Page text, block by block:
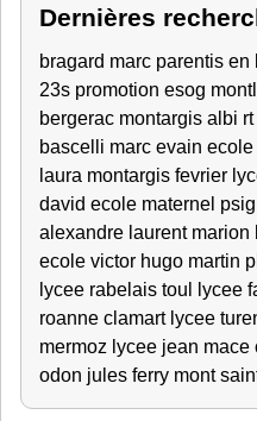
Dernières
bragard marc parentis en
23s promotion esog
bergerac montargis albi rt
bascelli marc evain ecole
laura montargis fevrier
david ecole maternel
alexandre laurent marion
ecole victor hugo martin
lycee rabelais toul lycee
roanne clamart lycee
mermoz lycee jean mace
odon jules ferry mont